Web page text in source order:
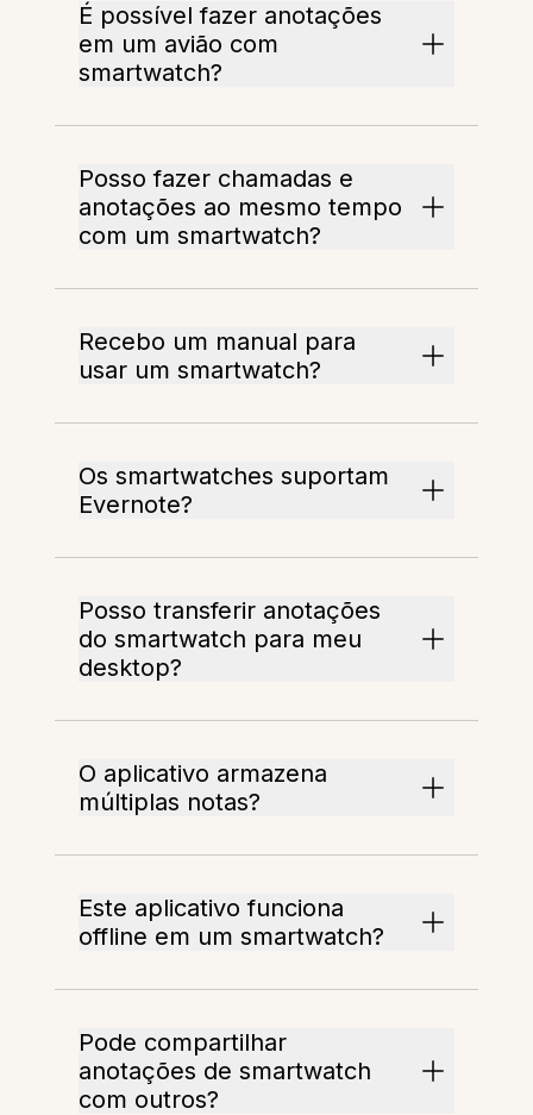
É possível fazer anotações
em um avião com
smartwatch?
Posso fazer chamadas e
anotações ao mesmo tempo
com um smartwatch?
Recebo um manual para
usar um smartwatch?
Os smartwatches suportam
Evernote?
Posso transferir anotações
do smartwatch para meu
desktop?
O aplicativo armazena
múltiplas notas?
Este aplicativo funciona
offline em um smartwatch?
Pode compartilhar
anotações de smartwatch
com outros?